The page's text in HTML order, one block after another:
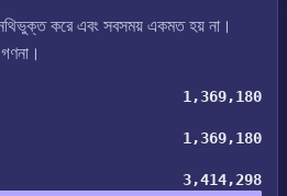
নথিভুক্ত করে এবং সবসময় একমত হয় না।
1,369,180
1,369,180
3,414,298